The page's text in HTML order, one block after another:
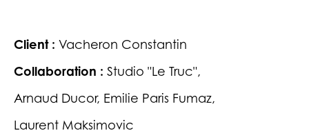
Client : Vacheron Constantin
Collaboration : Studio "Le Truc",
Arnaud Ducor, Emilie Paris Fumaz,
Laurent Maksimovic